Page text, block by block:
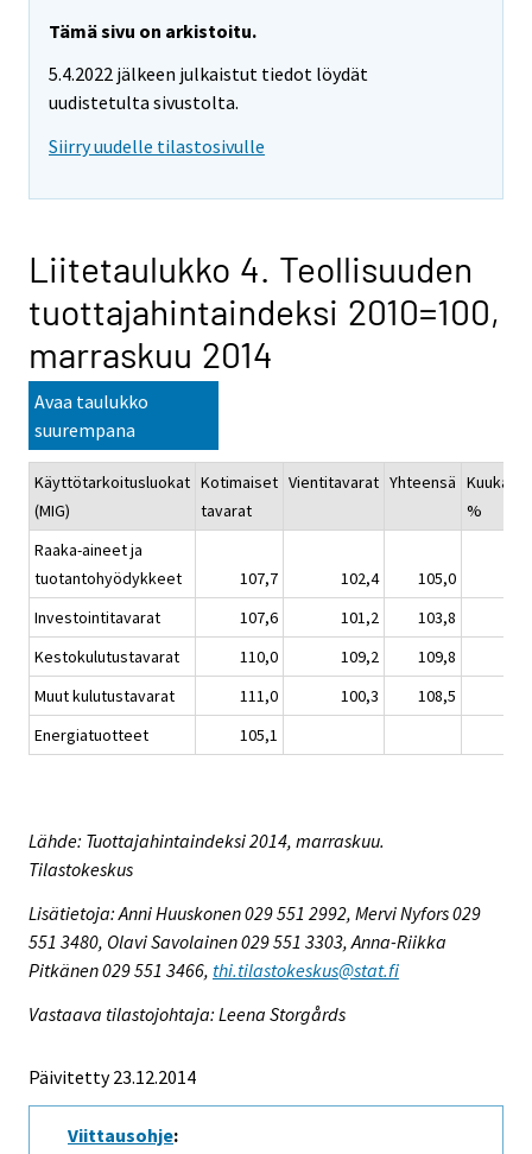
Tämä sivu on arkistoitu.
5.4.2022 jälkeen julkaistut tiedot löydät
uudistetulta sivustolta.
Siirry uudelle tilastosivulle
Liitetaulukko 4. Teollisuuden
tuottajahintaindeksi 2010=100,
marraskuu 2014
Avaa taulukko
suurempana
Käyttötarkoitusluokat
(MIG)
Kotimaiset
tavarat
Vientitavarat Yhteensä
%
Raaka-aineet ja
tuotantohyödykkeet
107,7 102,4
105,0
Investointitavarat
107,6 101,2
103,8
Kestokulutustavarat
110,0 109,2
109,8
Muut kulutustavarat
111,0 100,3
108,5
Energiatuotteet
105,1
Lähde: Tuottajahintaindeksi 2014, marraskuu.
Tilastokeskus
Lisätietoja: Anni Huuskonen 029 551 2992, Mervi Nyfors 029
551 3480, Olavi Savolainen 029 551 3303, Anna-Riikka
Pitkänen 029 551 3466, thi.tilastokeskus@stat.fi
Vastaava tilastojohtaja: Leena Storgårds
Päivitetty 23.12.2014
Viittausohje: